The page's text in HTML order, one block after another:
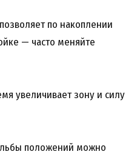
по накоплении
— часто меняйте
увеличивает зону и силу
положений можно